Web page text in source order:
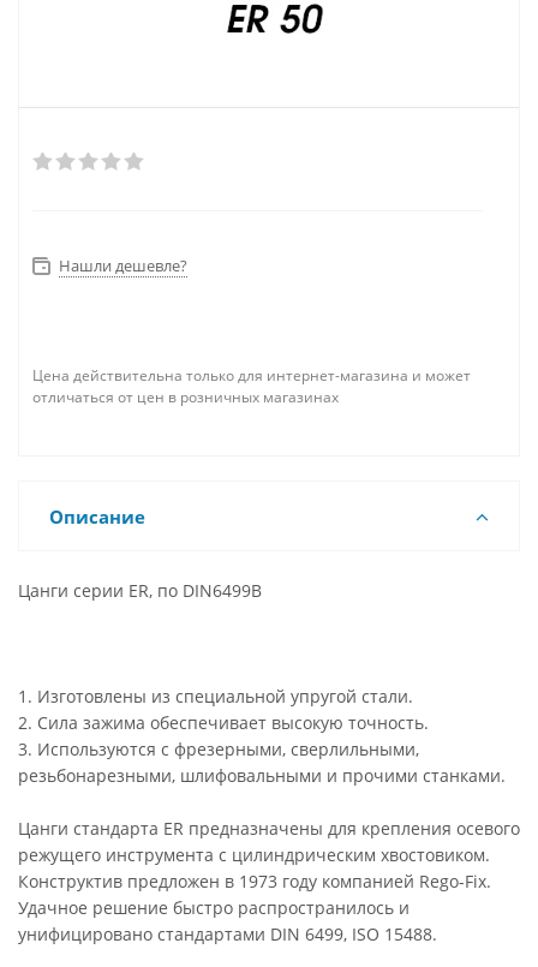
Нашли дешевле?
Цена действительна только для интернет-магазина и может
отличаться от цен в розничных магазинах
Описание
Цанги серии ER, по DIN6499B
1. Изготовлены из специальной упругой стали.
2. Сила зажима обеспечивает высокую точность.
3. Используются с фрезерными, сверлильными,
резьбонарезными, шлифовальными и прочими станками.
Цанги стандарта ER предназначены для крепления осевого
режущего инструмента с цилиндрическим хвостовиком.
Конструктив предложен в 1973 году компанией Rego-Fix.
Удачное решение быстро распространилось и
унифицировано стандартами DIN 6499, ISO 15488.